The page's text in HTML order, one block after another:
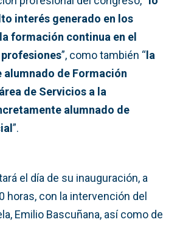
interés generado en los
formación continua en el
”, como también “la
de Formación
de Servicios a la
alumnado de
”.
el día de su inauguración, a
horas, con la intervención del
Emilio Bascuñana, así como de